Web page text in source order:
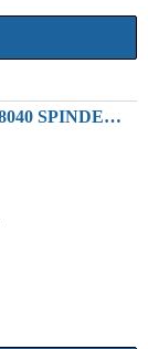
REPARATUR MITSUBISHI MDS-D-SP2-8040 SPINDEL DRIVE UNIT 7.5KW / 2.2KW